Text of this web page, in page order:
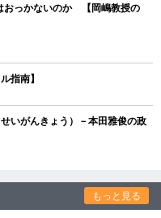
おっかないのか 【岡嶋教授の
指南】
いがんきょう）－本田雅俊の政
もっと見る